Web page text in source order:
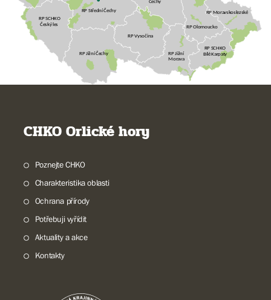
RP Moravskoslezské
RP Vysočina
RP Střední Čechy
Čechy
RP Jižní Čechy
RP Olomoucko
RP SCHKO
Český les
RP Jižní
Morava
RP SCHKO
Bílé Karpaty
CHKO Orlické hory
Poznejte CHKO
Charakteristika oblasti
Ochrana přírody
Potřebuji vyřídit
Aktuality a akce
Kontakty